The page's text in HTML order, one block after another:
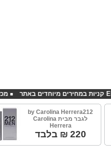
מכשיר
by Carolina Herrera212
לגבר מבית Carolina
Herrera
220 ₪ בלבד